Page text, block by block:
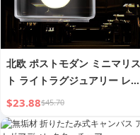
北欧 ポストモダン ミニマリス
ト ライトラグジュアリー レス
トランランプ クリエイティブ
$23.88$45.70